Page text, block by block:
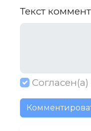
Текст
Согласен(а)